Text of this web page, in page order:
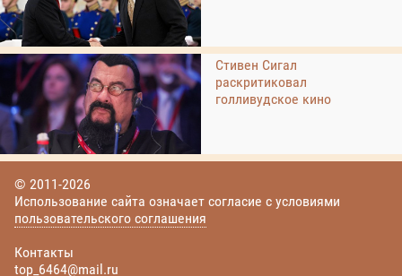
Стивен Сигал
раскритиковал
голливудское кино
© 2011-2026
Использование сайта означает согласие с условиями
пользовательского соглашения
Контакты
top_6464@mail.ru